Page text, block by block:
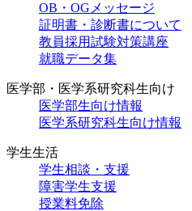
OB・OGメッセージ
証明書・診断書について
教員採用試験対策講座
就職データ集
医学部・医学系研究科生向け
医学部生向け情報
医学系研究科生向け情報
学生生活
学生相談・支援
障害学生支援
授業料免除